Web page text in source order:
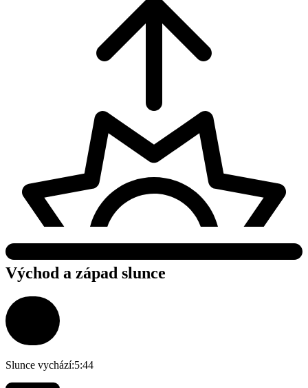
Východ a západ slunce
Slunce vychází:5:44